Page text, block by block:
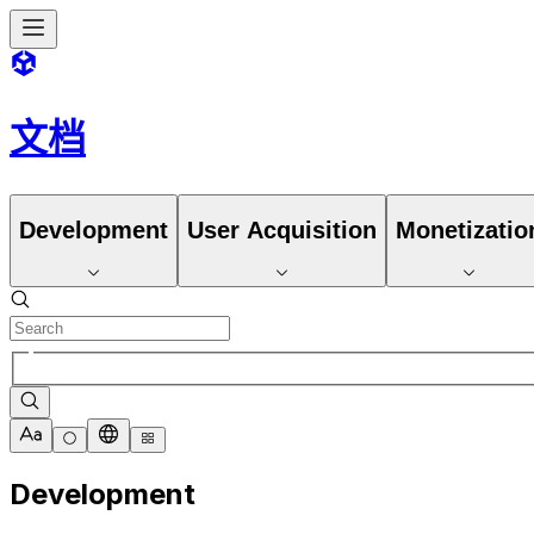
文档
Development User Acquisition
Development